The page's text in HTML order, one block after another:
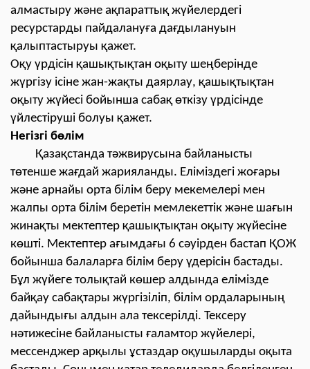
алмастыру және ақпараттық жүйелердегі
ресурстарды пайдалануға дағдылануын
қалыптастыруы қажет.
Оқу үрдісін қашықтықтан оқыту шеңберінде
жүргізу ісіне жан-жақты даярлау, қашықтықтан
оқыту жүйесі бойынша сабақ өткізу үрдісінде
үйлестіруші болуы қажет.
Негізгі бөлім
Қазақстанда тәжвирусына байланысты
төтенше жағдай жарияланды. Еліміздегі жоғары
және арнайы орта білім беру мекемелері мен
жалпы орта білім беретін мемлекеттік және шағын
жинақты мектептер қашықтықтан оқыту жүйесіне
көшті. Мектептер ағымдағы 6 сәуірден бастап ҚОЖ
бойынша балаларға білім беру үдерісін бастады.
Бұл жүйеге толықтай көшер алдында елімізде
байқау сабақтары жүргізіліп, білім ордаларының
дайындығы алдын ала тексерілді. Тексеру
нәтижесіне байланысты ғаламтор жүйелері,
мессенджер арқылы ұстаздар оқушыларды оқыта